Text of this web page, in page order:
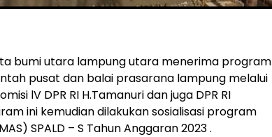
bumi utara lampung utara menerima program
pusat dan balai prasarana lampung melalui
lV DPR RI H.Tamanuri dan juga DPR RI
ini kemudian dilakukan sosialisasi program
SPALD – S Tahun Anggaran 2023 .